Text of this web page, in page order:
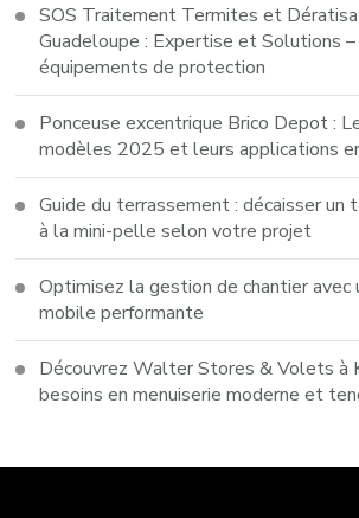
SOS Traitement Termites et
Guadeloupe : Expertise et Solutions
équipements de protection
Ponceuse excentrique Brico Depot :
modèles 2025 et leurs applications
Guide du terrassement : décaisser un
à la mini-pelle selon votre projet
Optimisez la gestion de chantier avec
mobile performante
Découvrez Walter Stores & Volets à
besoins en menuiserie moderne et